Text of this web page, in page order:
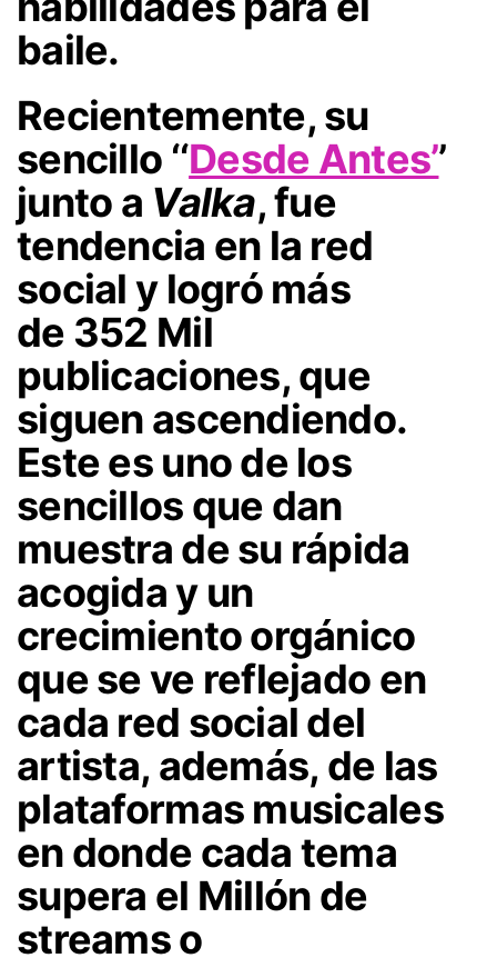
baile.
Recientemente, su
sencillo ‘‘Desde Antes’’
junto a Valka, fue
tendencia en la red
social y logró más
de 352 Mil
publicaciones, que
siguen ascendiendo.
Este es uno de los
sencillos que dan
muestra de su rápida
acogida y un
crecimiento orgánico
que se ve reflejado en
cada red social del
artista, además, de las
plataformas musicales
en donde cada tema
supera el Millón de
streams o